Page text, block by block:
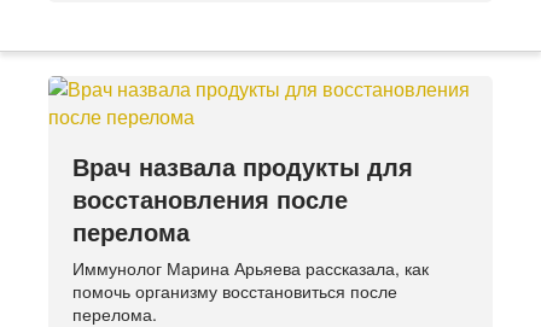
Врач назвала продукты для
восстановления после
перелома
Иммунолог Марина Арьяева рассказала, как
помочь организму восстановиться после
перелома.